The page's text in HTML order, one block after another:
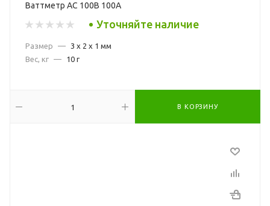
Ваттметр AC 100В 100А
Уточняйте наличие
Размер —
3 x 2 x 1 мм
Вес, кг — 10 г
В КОРЗИНУ